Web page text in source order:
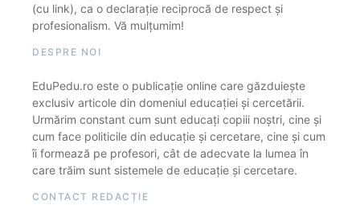
(cu link), ca o declarație reciprocă de respect și
profesionalism. Vă mulțumim!
DESPRE NOI
EduPedu.ro este o publicație online care găzduiește
exclusiv articole din domeniul educației și cercetării.
Urmărim constant cum sunt educați copiii noștri, cine și
cum face politicile din educație și cercetare, cine și cum
îi formează pe profesori, cât de adecvate la lumea în
care trăim sunt sistemele de educație și cercetare.
CONTACT REDACȚIE